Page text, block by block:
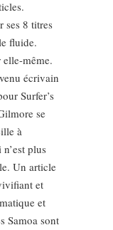
ses 8 titres
fluide.
elle-même.
écrivain
Surfer’s
se
à
plus
Un article
et
et
Samoa sont